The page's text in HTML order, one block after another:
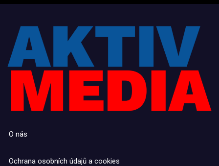
O nás
Ochrana osobních údajů a cookies